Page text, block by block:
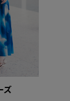
ズ